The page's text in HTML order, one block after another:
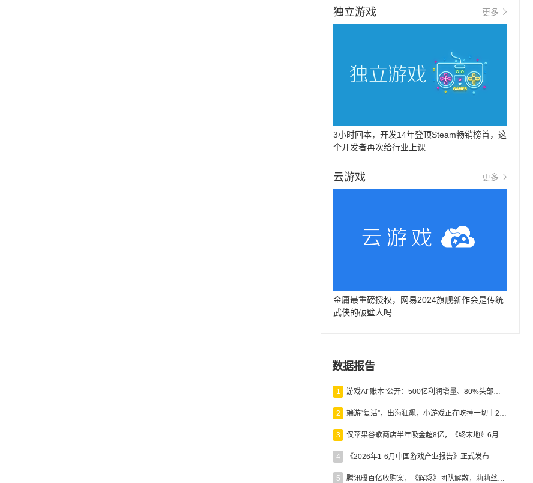
独立游戏 更多
3小时回本，开发14年登顶Steam畅销榜首，这
个开发者再次给行业上课
云游戏 更多
金庸最重磅授权，网易2024旗舰新作会是传统
武侠的破壁人吗
数据报告
1 游戏AI“账本”公开：500亿利润增量、80%头部入局，谁在闷声发财？
2 端游“复活”，出海狂飙，小游戏正在吃掉一切｜2026上半年产业报告
3 仅苹果谷歌商店半年吸金超8亿，《终末地》6月份收入显著回暖
4 《2026年1-6月中国游戏产业报告》正式发布
5 腾讯曝百亿收购案，《辉烬》团队解散，莉莉丝新作曝光｜陀螺周报